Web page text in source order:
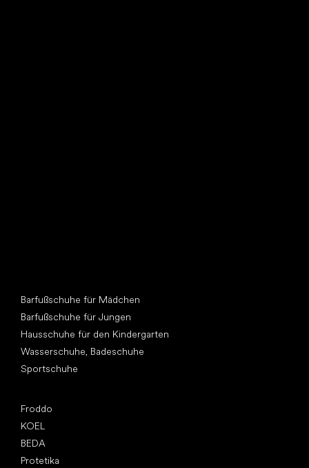
Barfußschuhe für Mädchen
Barfußschuhe für Jungen
Hausschuhe für den Kindergarten
Wasserschuhe, Badeschuhe
Sportschuhe
Froddo
KOEL
BEDA
Protetika